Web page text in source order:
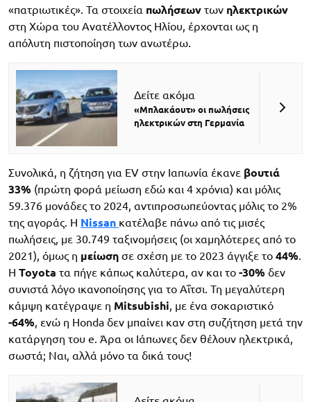
«πατριωτικές». Τα στοιχεία πωλήσεων των ηλεκτρικών
στη Χώρα του Ανατέλλοντος Ηλίου, έρχονται ως η
απόλυτη πιστοποίηση των ανωτέρω.
Δείτε ακόμα
«Μπλακάουτ» οι πωλήσεις
ηλεκτρικών στη Γερμανία
Συνολικά, η ζήτηση για EV στην Ιαπωνία έκανε βουτιά
33% (πρώτη φορά μείωση εδώ και 4 χρόνια) και μόλις
59.376 μονάδες το 2024, αντιπροσωπεύοντας μόλις το 2%
της αγοράς. Η Nissan κατέλαβε πάνω από τις μισές
πωλήσεις, με 30.749 ταξινομήσεις (οι χαμηλότερες από το
2021), όμως η μείωση σε σχέση με το 2023 άγγιξε το 44%
Η Toyota τα πήγε κάπως καλύτερα, αν και το -30% δεν
συνιστά λόγο ικανοποίησης για το Αΐτσι. Τη μεγαλύτερη
κάμψη κατέγραψε η Mitsubishi , με ένα σοκαριστικό
-64% , ενώ η Honda δεν μπαίνει καν στη συζήτηση μετά την
κατάργηση του e. Άρα οι Ιάπωνες δεν θέλουν ηλεκτρικά,
σωστά; Ναι, αλλά μόνο τα δικά τους!